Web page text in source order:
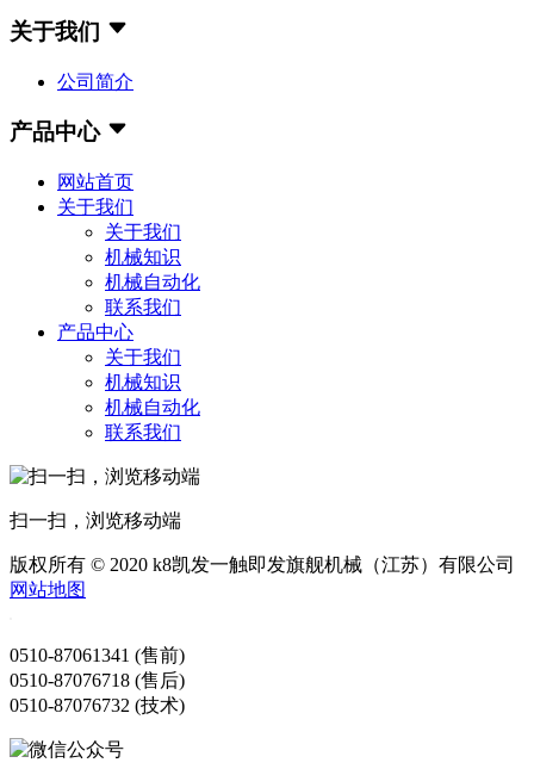
关于我们
公司简介
产品中心
网站首页
关于我们
关于我们
机械知识
机械自动化
联系我们
产品中心
关于我们
机械知识
机械自动化
联系我们
扫一扫，浏览移动端
版权所有 © 2020 k8凯发一触即发旗舰机械（江苏）有限公司
网站地图
0510-87061341 (售前)
0510-87076718 (售后)
0510-87076732 (技术)